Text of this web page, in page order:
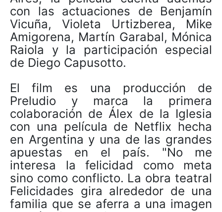
con las actuaciones de Benjamín
Vicuña, Violeta Urtizberea, Mike
Amigorena, Martín Garabal, Mónica
Raiola y la participación especial
de Diego Capusotto.
El film es una producción de
Preludio y marca la primera
colaboración de Álex de la Iglesia
con una película de Netflix hecha
en Argentina y una de las grandes
apuestas en el país. "No me
interesa la felicidad como meta
sino como conflicto. La obra teatral
Felicidades gira alrededor de una
familia que se aferra a una imagen